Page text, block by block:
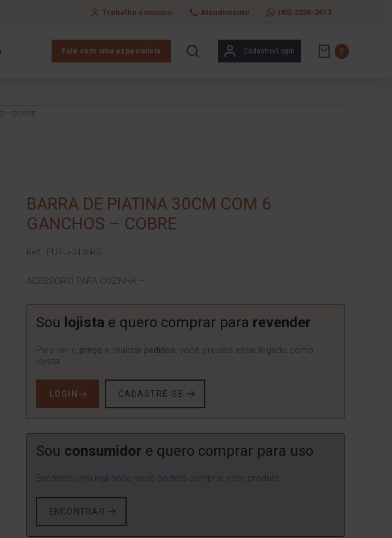
Trabalhe conosco Atendimento (85) 3238-2613
Fale com uma especialista Cadastro/Login 0
– COBRE
BARRA DE PIATINA 30CM COM 6
GANCHOS – COBRE
Ref.: FUTU-2426RG
ACESSÓRIO PARA COZINHA –
Sou lojista e quero comprar para revender
Para ver o preço e realizar pedidos , você precisa estar logado como
lojista.
LOGIN CADASTRE-SE
Sou consumidor e quero comprar para uso
Encontre uma loja onde você poderá comprar este produto.
ENCONTRAR